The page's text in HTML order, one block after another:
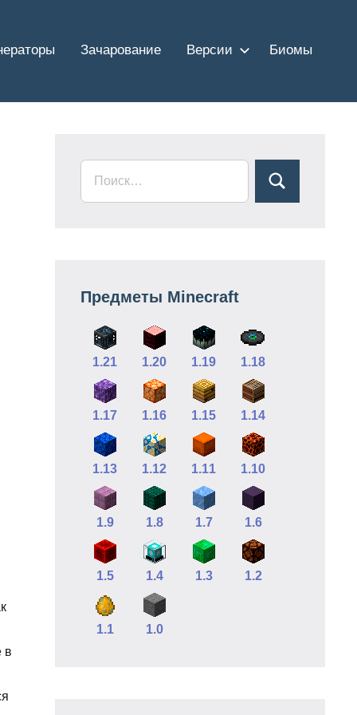
Зачарование Версии Биомы
в
Предметы Minecraft
1.21 1.20 1.19 1.18
1.17 1.16 1.15 1.14
1.13 1.12 1.11 1.10
1.9 1.8 1.7 1.6
1.5 1.4 1.3 1.2
1.1 1.0